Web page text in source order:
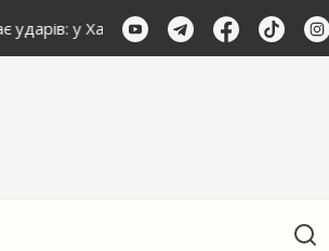
ударів: у Харкові кількість поранених